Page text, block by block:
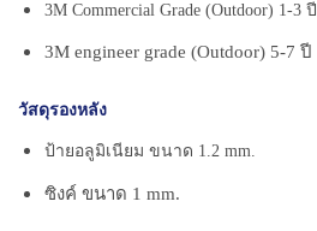
3M Commercial Grade (Outdoor) 1-3 ปี
3M engineer grade (Outdoor) 5-7 ปี
วัสดุรองหลัง
ป้ายอลูมิเนียม ขนาด 1.2 mm.
ซิงค์ ขนาด 1 mm.